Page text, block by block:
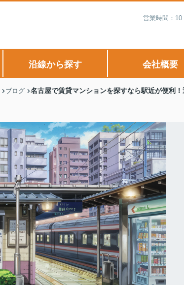
営業時間：
沿線から探す 会社概要
ブログ 名古屋で賃貸マンションを探すなら駅近が便利